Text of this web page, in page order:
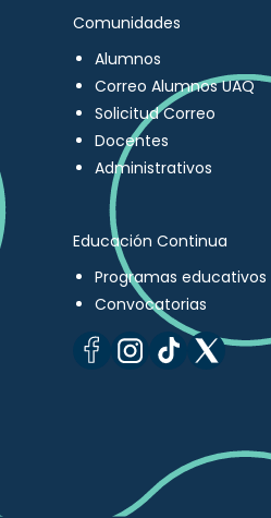
Comunidades
Alumnos
Correo Alumnos UAQ
Solicitud Correo
Docentes
Administrativos
Educación Continua
Programas educativos
Convocatorias